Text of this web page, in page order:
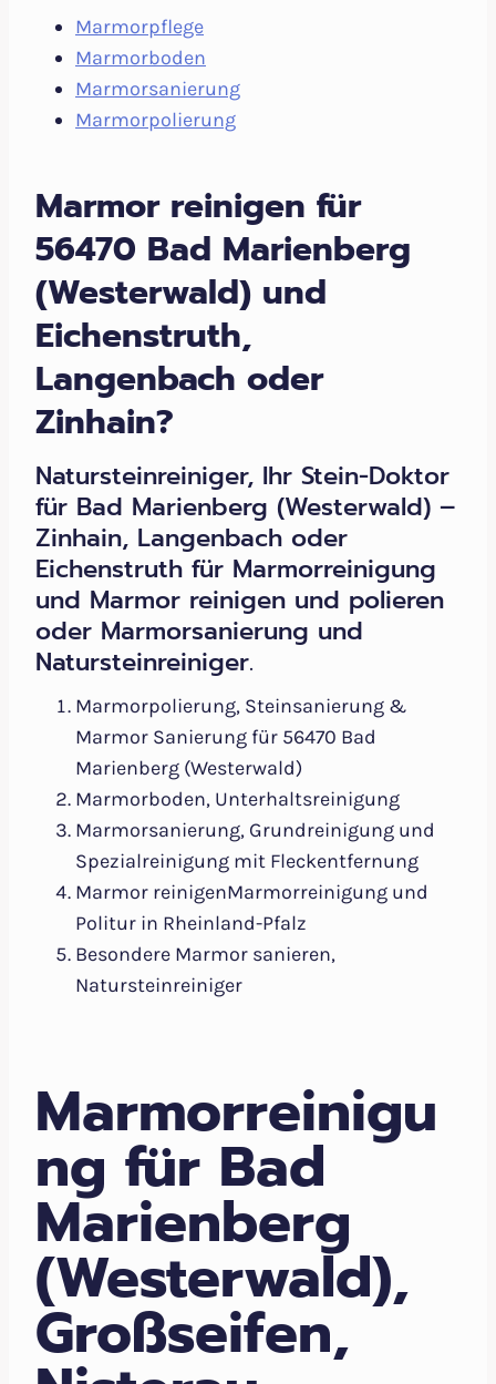
Marmorpflege
Marmorboden
Marmorsanierung
Marmorpolierung
Marmor reinigen für
56470 Bad Marienberg
(Westerwald) und
Eichenstruth,
Langenbach oder
Zinhain?
Natursteinreiniger, Ihr Stein-Doktor
für Bad Marienberg (Westerwald) –
Zinhain, Langenbach oder
Eichenstruth für Marmorreinigung
und Marmor reinigen und polieren
oder Marmorsanierung und
Natursteinreiniger.
Marmorpolierung, Steinsanierung &
Marmor Sanierung für 56470 Bad
Marienberg (Westerwald)
Marmorboden, Unterhaltsreinigung
Marmorsanierung, Grundreinigung und
Spezialreinigung mit Fleckentfernung
Marmor reinigenMarmorreinigung und
Politur in Rheinland-Pfalz
Besondere Marmor sanieren,
Natursteinreiniger
Marmorreinigu
ng für Bad
Marienberg
(Westerwald),
Großseifen,